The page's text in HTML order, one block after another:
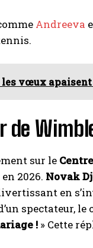
Andreeva
les vœux
de
sur le
2026. Novak
en
spectateur,
! » Cette